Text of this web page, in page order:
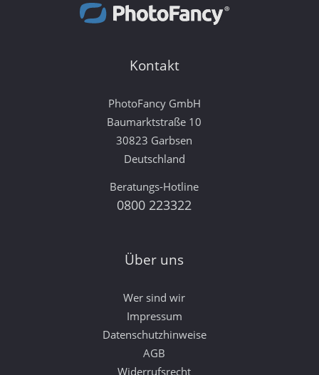
Kontakt
PhotoFancy GmbH
Baumarktstraße 10
30823 Garbsen
Deutschland
Beratungs-Hotline
0800 223322
Über uns
Wer sind wir
Impressum
Datenschutzhinweise
AGB
Widerrufsrecht